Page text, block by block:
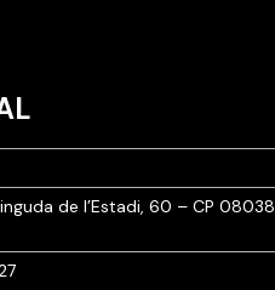
de l’Estadi, 60 – CP 08038